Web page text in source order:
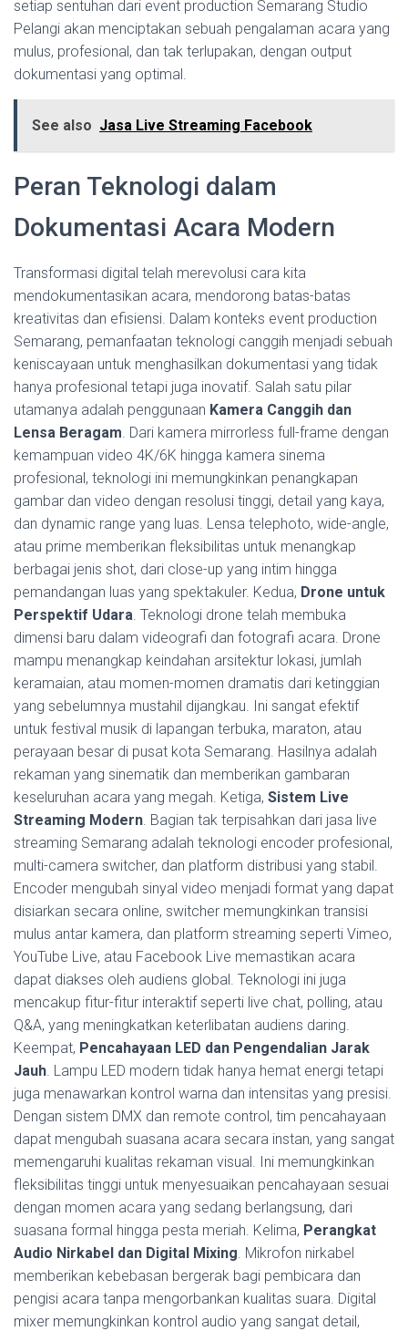
setiap sentuhan dari event production Semarang Studio
Pelangi akan menciptakan sebuah pengalaman acara yang
mulus, profesional, dan tak terlupakan, dengan output
dokumentasi yang optimal.
See also Jasa Live Streaming Facebook
Peran Teknologi dalam
Dokumentasi Acara Modern
Transformasi digital telah merevolusi cara kita
mendokumentasikan acara, mendorong batas-batas
kreativitas dan efisiensi. Dalam konteks event production
Semarang, pemanfaatan teknologi canggih menjadi sebuah
keniscayaan untuk menghasilkan dokumentasi yang tidak
hanya profesional tetapi juga inovatif. Salah satu pilar
utamanya adalah penggunaan Kamera Canggih dan
Lensa Beragam. Dari kamera mirrorless full-frame dengan
kemampuan video 4K/6K hingga kamera sinema
profesional, teknologi ini memungkinkan penangkapan
gambar dan video dengan resolusi tinggi, detail yang kaya,
dan dynamic range yang luas. Lensa telephoto, wide-angle,
atau prime memberikan fleksibilitas untuk menangkap
berbagai jenis shot, dari close-up yang intim hingga
pemandangan luas yang spektakuler. Kedua, Drone untuk
Perspektif Udara. Teknologi drone telah membuka
dimensi baru dalam videografi dan fotografi acara. Drone
mampu menangkap keindahan arsitektur lokasi, jumlah
keramaian, atau momen-momen dramatis dari ketinggian
yang sebelumnya mustahil dijangkau. Ini sangat efektif
untuk festival musik di lapangan terbuka, maraton, atau
perayaan besar di pusat kota Semarang. Hasilnya adalah
rekaman yang sinematik dan memberikan gambaran
keseluruhan acara yang megah. Ketiga, Sistem Live
Streaming Modern. Bagian tak terpisahkan dari jasa live
streaming Semarang adalah teknologi encoder profesional,
multi-camera switcher, dan platform distribusi yang stabil.
Encoder mengubah sinyal video menjadi format yang dapat
disiarkan secara online, switcher memungkinkan transisi
mulus antar kamera, dan platform streaming seperti Vimeo,
YouTube Live, atau Facebook Live memastikan acara
dapat diakses oleh audiens global. Teknologi ini juga
mencakup fitur-fitur interaktif seperti live chat, polling, atau
Q&A, yang meningkatkan keterlibatan audiens daring.
Keempat, Pencahayaan LED dan Pengendalian Jarak
Jauh. Lampu LED modern tidak hanya hemat energi tetapi
juga menawarkan kontrol warna dan intensitas yang presisi.
Dengan sistem DMX dan remote control, tim pencahayaan
dapat mengubah suasana acara secara instan, yang sangat
memengaruhi kualitas rekaman visual. Ini memungkinkan
fleksibilitas tinggi untuk menyesuaikan pencahayaan sesuai
dengan momen acara yang sedang berlangsung, dari
suasana formal hingga pesta meriah. Kelima, Perangkat
Audio Nirkabel dan Digital Mixing. Mikrofon nirkabel
memberikan kebebasan bergerak bagi pembicara dan
pengisi acara tanpa mengorbankan kualitas suara. Digital
mixer memungkinkan kontrol audio yang sangat detail,